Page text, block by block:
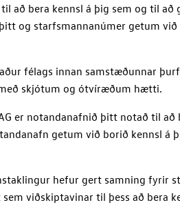
að bera kennsl á þig sem og til
og starfsmannanúmer getum
félags innan samstæðunnar
skjótum og ótvíræðum hætti.
er notandanafnið þitt notað til að
getum við borið kennsl
hefur gert samning fyrir
viðskiptavinar til þess að bera